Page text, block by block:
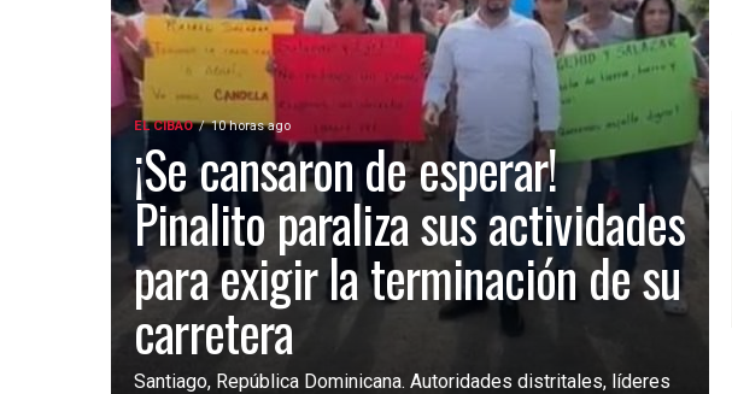
EL CIBAO 10 horas ago
¡Se cansaron de esperar!
Pinalito paraliza sus actividades
para exigir la terminación de su
carretera
Santiago, República Dominicana. Autoridades distritales, líderes